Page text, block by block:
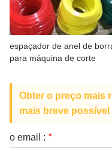
SHOW DE FÁBRICA
FALE CONOSCO
SOBRE NÓS
espaçador de anel de
para máquina de corte
Obter o preço mais
mais breve
o email : *